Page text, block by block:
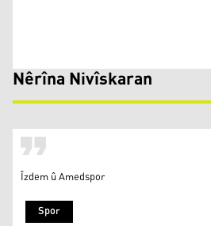
Nêrîna Nivîskaran
Spor
Îzdem û Amedspor